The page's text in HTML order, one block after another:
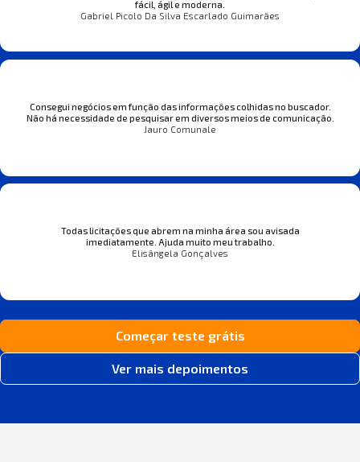
fácil, ágil e moderna.
Gabriel Picolo Da Silva Escarlado Guimarães
Consegui negócios em função das informações colhidas no buscador.
Não há necessidade de pesquisar em diversos meios de comunicação.
Jauro Comunale
Todas licitações que abrem na minha área sou avisada
imediatamente. Ajuda muito meu trabalho.
Elisângela Gonçalves
Começar teste grátis
Ver mais depoimentos